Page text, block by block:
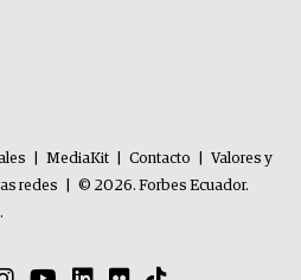
MediaKit Contacto
Valores y
redes
© 2026. Forbes Ecuador.